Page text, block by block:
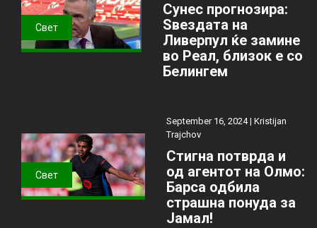
Свет
Сунес прогнозира:
Ѕвездата на
Ливерпул ќе замине
во Реал, близок е со
Белингем
Свет
September 16, 2024 | Kristijan
Trajchov
Стигна потврда и
од агентот на Олмо:
Барса одбила
страшна понуда за
Јамал!